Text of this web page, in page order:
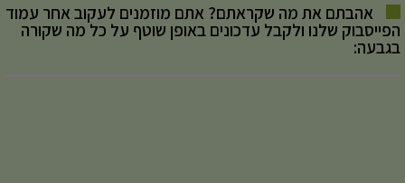
אהבתם את מה שקראתם? אתם מוזמנים לעקוב אחר עמוד
הפייסבוק שלנו ולקבל עדכונים באופן שוטף על כל מה שקורה
בגבעה: